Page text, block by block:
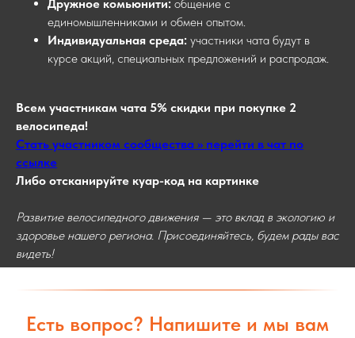
Дружное комьюнити: общение с
единомышленниками и обмен опытом.
Индивидуальная среда: участники чата будут в
курсе акций, специальных предложений и распродаж.
Всем участникам чата 5% скидки при покупке 2
велосипеда!
Стать участником сообщества >> перейти в чат по
ссылке
Либо отсканируйте куар-код на картинке
Развитие велосипедного движения — это вклад в экологию и
здоровье нашего региона. Присоединяйтесь, будем рады вас
видеть!
Есть вопрос? Напишите и мы вам